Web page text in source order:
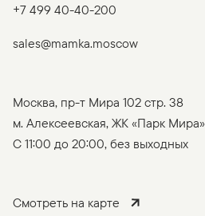
+7 499 40-40-200
sales@mamka.moscow
Москва, пр-т Мира 102 стр. 38
м. Алексеевская, ЖК «Парк Мира»
C 11:00 до 20:00, без выходных
Смотреть на карте